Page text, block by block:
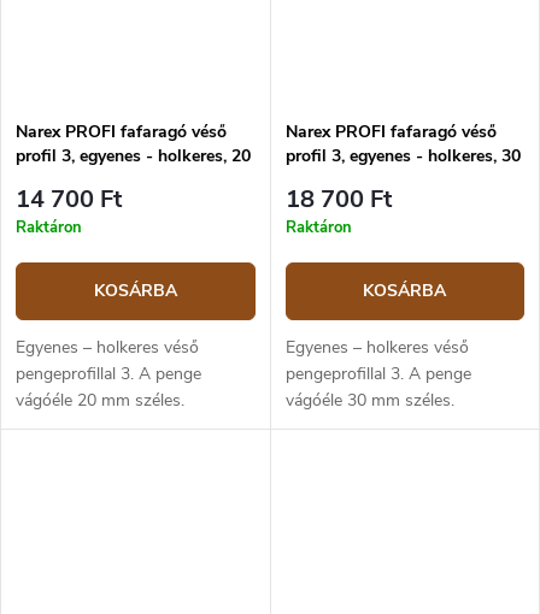
Narex PROFI fafaragó véső
profil 3, egyenes - holkeres, 20
14 700 Ft
Raktáron
KOSÁRBA
Egyenes – holkeres véső
pengeprofillal 3. A penge
vágóéle 20 mm széles.
Narex PROFI fafaragó véső
profil 3, egyenes - holkeres, 30
18 700 Ft
Raktáron
KOSÁRBA
Egyenes – holkeres véső
pengeprofillal 3. A penge
vágóéle 30 mm széles.